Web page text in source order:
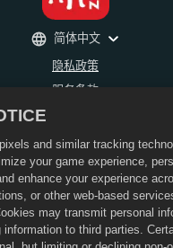
隐私政策
服务条款
不得出售或分享我的个人信息
退款政策
Cookie政策
商店支持
游戏支持
Cookie设置
简体中文
and similar tracking
your game experience,
enhance your experience
or other web-based
may transmit personal
information to third parties.